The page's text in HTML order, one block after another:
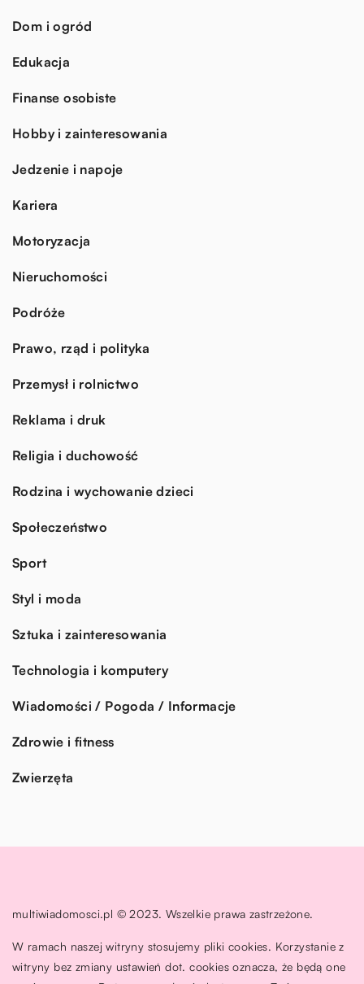
Dom i ogród
Edukacja
Finanse osobiste
Hobby i zainteresowania
Jedzenie i napoje
Kariera
Motoryzacja
Nieruchomości
Podróże
Prawo, rząd i polityka
Przemysł i rolnictwo
Reklama i druk
Religia i duchowość
Rodzina i wychowanie dzieci
Społeczeństwo
Sport
Styl i moda
Sztuka i zainteresowania
Technologia i komputery
Wiadomości / Pogoda / Informacje
Zdrowie i fitness
Zwierzęta
multiwiadomosci.pl © 2023. Wszelkie prawa zastrzeżone.
W ramach naszej witryny stosujemy pliki cookies. Korzystanie z
witryny bez zmiany ustawień dot. cookies oznacza, że będą one